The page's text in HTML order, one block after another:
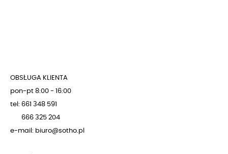
OBSŁUGA KLIENTA
pon-pt 8:00 - 16:00
tel: 661 348 591
666 325 204
e-mail: biuro@sotho.pl